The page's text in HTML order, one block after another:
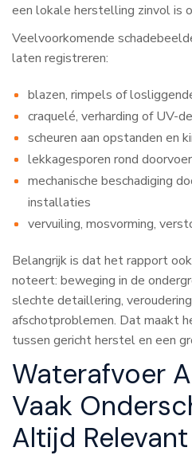
een lokale herstelling zinvol is
Veelvoorkomende
laten registreren:
blazen, rimpels of
craquelé, verharding of UV-
scheuren aan opstanden en
lekkagesporen rond
mechanische beschadiging
installaties
vervuiling, mosvorming,
Belangrijk is dat het rapport
noteert: beweging in de
slechte detaillering,
afschotproblemen. Dat maakt
tussen gericht herstel en een
Waterafvoer
Vaak
Altijd Relevant